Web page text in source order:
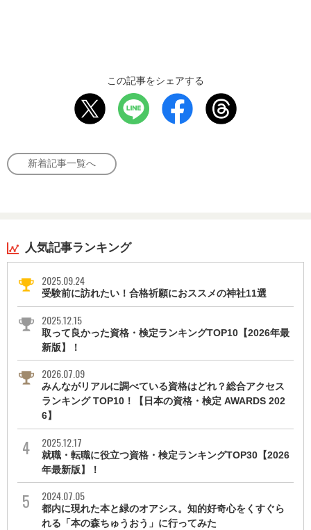
この記事をシェアする
新着記事一覧へ
人気記事ランキング
2025.09.24
受験前に訪れたい！合格祈願におススメの神社11選
2025.12.15
取って良かった資格・検定ランキングTOP10【2026年最
新版】！
2026.07.09
みんながリアルに調べている資格はどれ？総合アクセス
ランキング TOP10！【日本の資格・検定 AWARDS 202
6】
2025.12.17
就職・転職に役立つ資格・検定ランキングTOP30【2026
年最新版】！
2024.07.05
都内に現れた本と緑のオアシス。知的好奇心をくすぐら
れる「本の森ちゅうおう」に行ってみた